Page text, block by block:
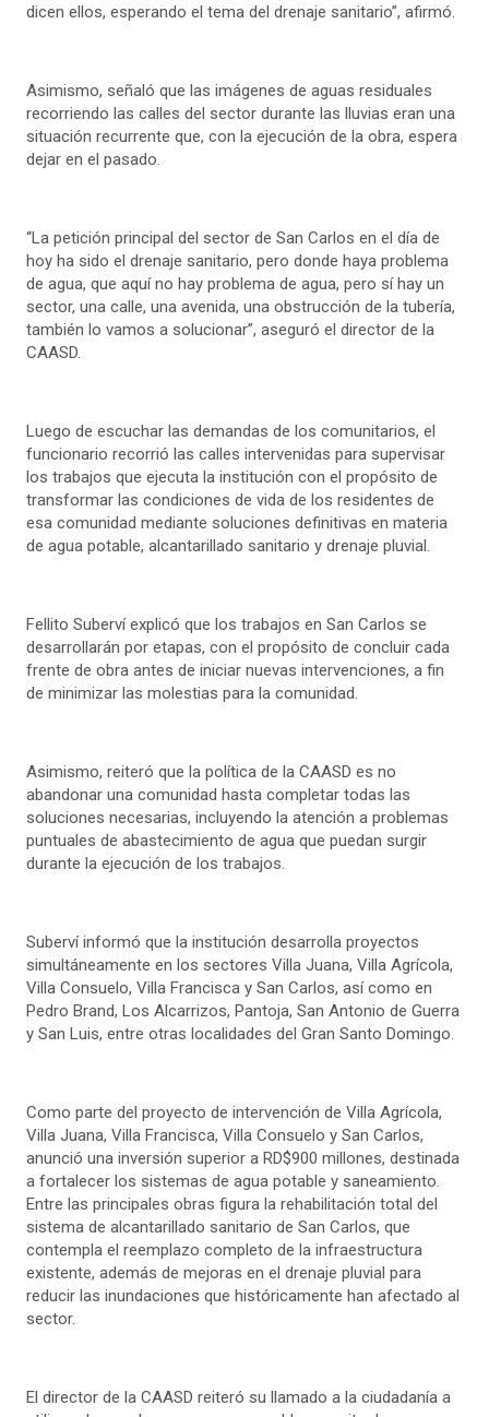
dicen ellos, esperando el tema del drenaje sanitario”, afirmó.
Asimismo, señaló que las imágenes de aguas residuales
recorriendo las calles del sector durante las lluvias eran una
situación recurrente que, con la ejecución de la obra, espera
dejar en el pasado.
“La petición principal del sector de San Carlos en el día de
hoy ha sido el drenaje sanitario, pero donde haya problema
de agua, que aquí no hay problema de agua, pero sí hay un
sector, una calle, una avenida, una obstrucción de la tubería,
también lo vamos a solucionar”, aseguró el director de la
CAASD.
Luego de escuchar las demandas de los comunitarios, el
funcionario recorrió las calles intervenidas para supervisar
los trabajos que ejecuta la institución con el propósito de
transformar las condiciones de vida de los residentes de
esa comunidad mediante soluciones definitivas en materia
de agua potable, alcantarillado sanitario y drenaje pluvial.
Fellito Suberví explicó que los trabajos en San Carlos se
desarrollarán por etapas, con el propósito de concluir cada
frente de obra antes de iniciar nuevas intervenciones, a fin
de minimizar las molestias para la comunidad.
Asimismo, reiteró que la política de la CAASD es no
abandonar una comunidad hasta completar todas las
soluciones necesarias, incluyendo la atención a problemas
puntuales de abastecimiento de agua que puedan surgir
durante la ejecución de los trabajos.
Suberví informó que la institución desarrolla proyectos
simultáneamente en los sectores Villa Juana, Villa Agrícola,
Villa Consuelo, Villa Francisca y San Carlos, así como en
Pedro Brand, Los Alcarrizos, Pantoja, San Antonio de Guerra
y San Luis, entre otras localidades del Gran Santo Domingo.
Como parte del proyecto de intervención de Villa Agrícola,
Villa Juana, Villa Francisca, Villa Consuelo y San Carlos,
anunció una inversión superior a RD$900 millones, destinada
a fortalecer los sistemas de agua potable y saneamiento.
Entre las principales obras figura la rehabilitación total del
sistema de alcantarillado sanitario de San Carlos, que
contempla el reemplazo completo de la infraestructura
existente, además de mejoras en el drenaje pluvial para
reducir las inundaciones que históricamente han afectado al
sector.
El director de la CAASD reiteró su llamado a la ciudadanía a